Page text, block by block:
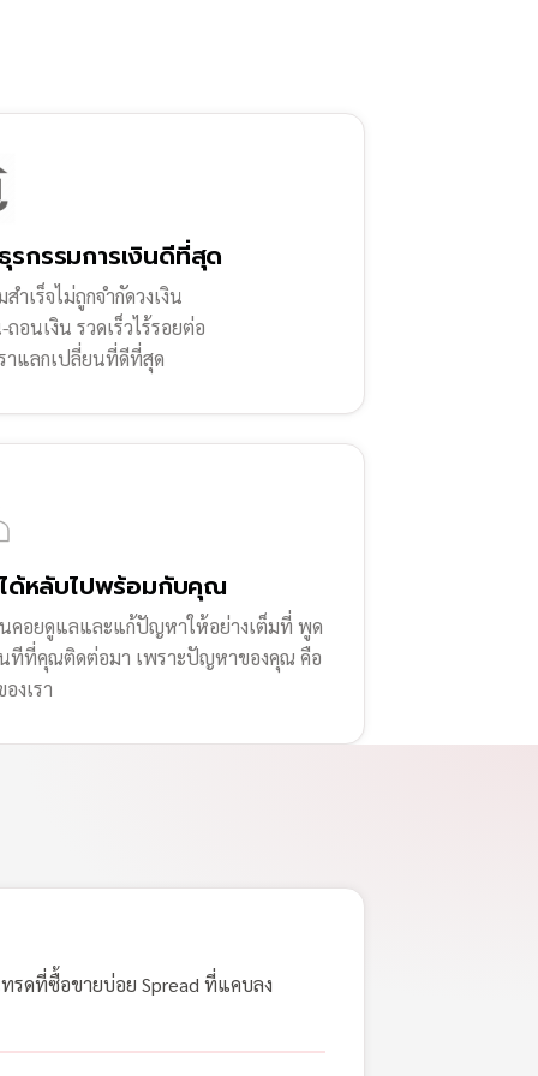
กรรมการเงินดีที่สุด
ำเร็จไม่ถูกจำกัดวงเงิน
ถอนเงิน รวดเร็วไร้รอยต่อ
าแลกเปลี่ยนที่ดีที่สุด
ได้หลับไปพร้อมกับคุณ
คอยดูแลและแก้ปัญหาให้อย่างเต็มที่ พูด
ทีที่คุณติดต่อมา เพราะปัญหาของคุณ คือ
งเรา
รดที่ซื้อขายบ่อย Spread ที่แคบลง